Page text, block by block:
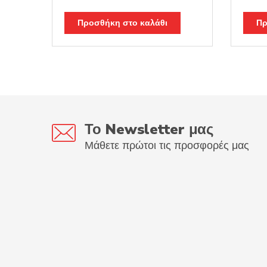
was:
59.00€.
τιμή
είναι:
47.20€.
Προσθήκη στο καλάθι
was:
Το Newsletter μας
Μάθετε πρώτοι τις προσφορές μας